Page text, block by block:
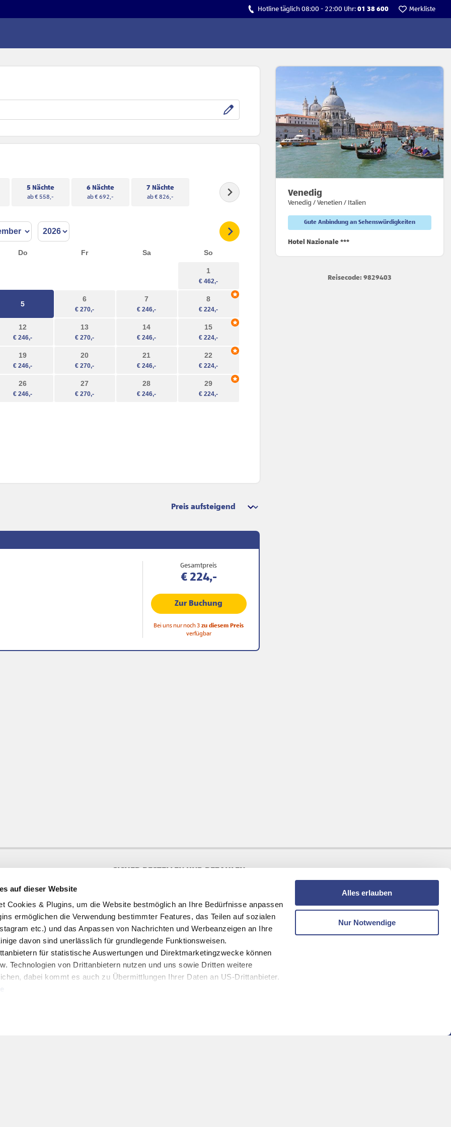
auf dieser Website
Cookies & Plugins, um die Website bestmöglich an Ihre Bedürfnisse anpassen
ermöglichen die Verwendung bestimmter Features, das Teilen auf sozialen
etc.) und das Anpassen von Nachrichten und Werbeanzeigen an Ihre
davon sind unerlässlich für grundlegende Funktionsweisen.
für statistische Auswertungen und Direktmarketingzwecke können
Technologien von Drittanbietern nutzen und uns sowie Dritten weitere
dabei kommt es auch zu Übermittlungen Ihrer Daten an US-Drittanbieter.
stimmen Sie der Verwendung der Cookies & Plugins auf unseren Webseiten
Alles erlauben
Nur Notwendige
Hotline täglich 08:00 - 22:00 Uhr: 01 38 600 Merkliste
Venedig
Venedig / Venetien / Italien
Gute Anbindung an Sehenswürdigkeiten
Hotel Nazionale ***
Reisecode: 9829403
5 Nächte
ab € 558,-
6 Nächte
ab € 692,-
7 Nächte
ab € 826,-
Do Fr Sa So
1
5
6 7 8
12 13 14 15
19 20 21 22
26 27 28 29
Sortierung
Gesamtpreis
€ 224,-
Zur Buchung
Bei uns nur noch 3 zu diesem Preis
verfügbar
SICHER BESTELLEN UND BEZAHLEN
HOFER REISEN NEWSLETTER